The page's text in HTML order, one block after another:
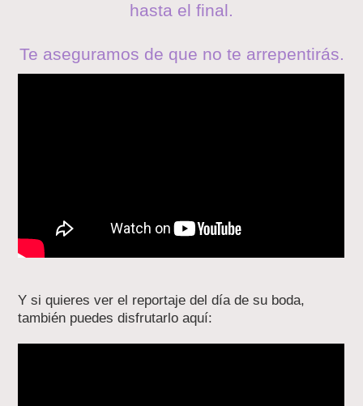
hasta el final.
Te aseguramos de que no te arrepentirás.
Y si quieres ver el reportaje del día de su boda,
también puedes disfrutarlo aquí: